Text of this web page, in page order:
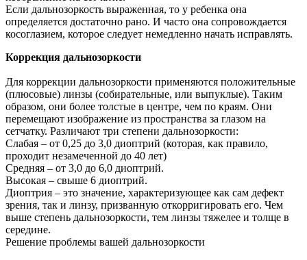
Если дальнозоркость выраженная, то у ребенка она
определяется достаточно рано. И часто она сопровождается
косоглазием, которое следует немедленно начать исправлять.
Коррекция дальнозоркости
Для коррекции дальнозоркости применяются положительные
(плюсовые) линзы (собирательные, или выпуклые). Таким
образом, они более толстые в центре, чем по краям. Они
перемещают изображение из пространства за глазом на
сетчатку. Различают три степени дальнозоркости:
Слабая – от 0,25 до 3,0 диоптрий (которая, как правило,
проходит незамеченной до 40 лет)
Средняя – от 3,0 до 6,0 диоптрий.
Высокая – свыше 6 диоптрий.
Диоптрия – это значение, характеризующее как сам дефект
зрения, так и линзу, призванную откорригировать его. Чем
выше степень дальнозоркости, тем линзы тяжелее и толще в
середине.
Решение проблемы вашей дальнозоркости